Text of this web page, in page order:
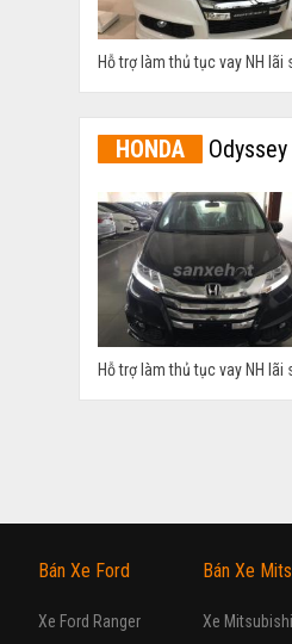
Hỗ trợ làm thủ tục vay NH
HONDA
Hỗ trợ làm thủ tục vay NH
Nhập khẩu
Động cơ Xăng 2.4L